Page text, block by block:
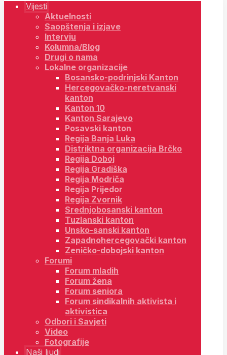
Vijesti
Aktuelnosti
Saopštenja i izjave
Intervju
Kolumna/Blog
Drugi o nama
Lokalne organizacije
Bosansko-podrinjski Kanton
Hercegovačko-neretvanski
kanton
Kanton 10
Kanton Sarajevo
Posavski kanton
Regija Banja Luka
Distriktna organizacija Brčko
Regija Doboj
Regija Gradiška
Regija Modriča
Regija Prijedor
Regija Zvornik
Srednjobosanski kanton
Tuzlanski kanton
Unsko-sanski kanton
Zapadnohercegovački kanton
Zeničko-dobojski kanton
Forumi
Forum mladih
Forum žena
Forum seniora
Forum sindikalnih aktivista i
aktivistica
Odbori i Savjeti
Video
Fotografije
Naši ljudi